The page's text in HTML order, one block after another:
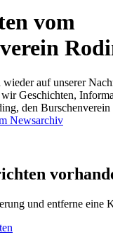
vom
wieder auf unserer
Geschichten,
den Burschenverein
Newsarchiv
und entferne eine